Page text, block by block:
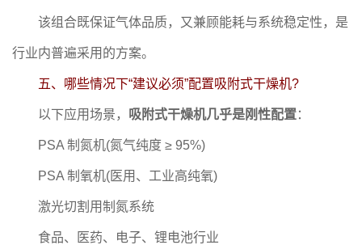
该组合既保证气体品质，又兼顾能耗与系统稳定性，是
行业内普遍采用的方案。
五、哪些情况下“建议必须”配置吸附式干燥机?
以下应用场景， 吸附式干燥机几乎是刚性配置：
PSA 制氮机(氮气纯度 ≥ 95%)
PSA 制氧机(医用、工业高纯氧)
激光切割用制氮系统
食品、医药、电子、锂电池行业